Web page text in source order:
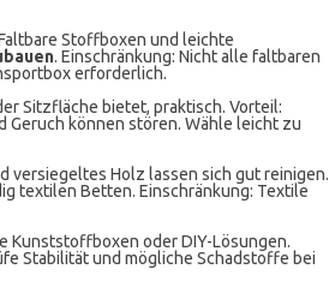
Stoffboxen und leichte
. Einschränkung: Nicht alle faltbaren
erforderlich.
Sitzfläche bietet, praktisch. Vorteil:
können stören. Wähle leicht zu
versiegeltes Holz lassen sich gut reinigen.
textilen Betten. Einschränkung: Textile
Kunststoffboxen oder DIY-Lösungen.
Stabilität und mögliche Schadstoffe bei